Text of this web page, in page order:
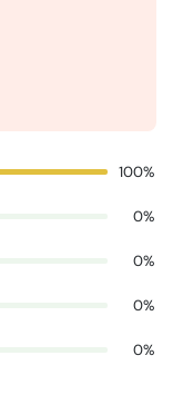
100%
0%
0%
0%
0%